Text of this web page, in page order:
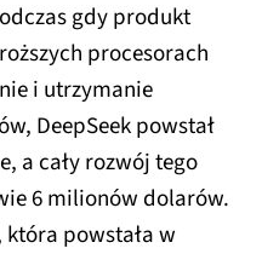
gdy produkt
procesorach
i utrzymanie
DeepSeek powstał
a cały rozwój tego
6 milionów dolarów.
powstała w